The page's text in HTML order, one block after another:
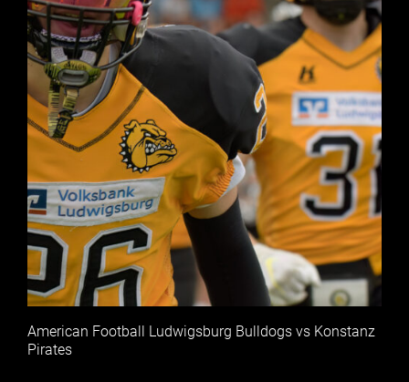
American Football Ludwigsburg Bulldogs vs Konstanz
Pirates